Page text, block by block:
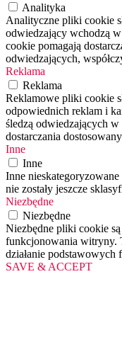
Analityka
Analityczne pliki cookie
odwiedzający wchodzą
cookie pomagają
odwiedzających,
Reklama
Reklama
Reklamowe pliki cookie
odpowiednich reklam i
śledzą odwiedzających
dostarczania
Inne
Inne
Inne
nie zostały jeszcze
Niezbędne
Niezbędne
Niezbędne pliki cookie
funkcjonowania witryny.
działanie
SAVE & ACCEPT